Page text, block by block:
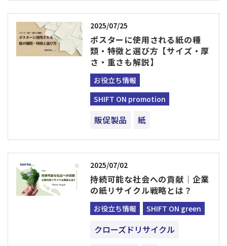
2025/07/25
ポスターに使用される紙の種
類・特徴と選び方【サイズ・厚
さ・重さも解説】
お役立ち情報
SHIFT ON promotion
販促製品 紙
2025/07/02
持続可能な社会への貢献｜企業
の紙リサイクル戦略とは？
お役立ち情報 SHIFT ON green
クローズドリサイクル